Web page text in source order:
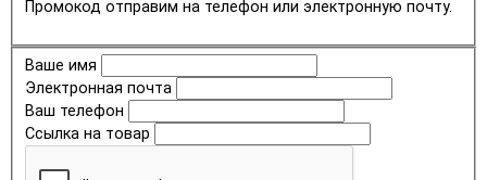
Промокод отправим на телефон или электронную почту.
Ваше имя
Электронная почта
Ваш телефон
Ссылка на товар